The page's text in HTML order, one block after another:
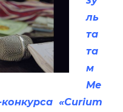
ль
та
та
м
Ме
«Curium